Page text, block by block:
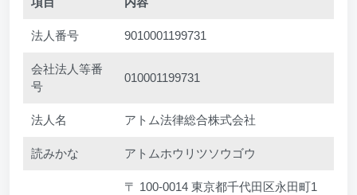
法人番号 9010001199731
会社法人等番
号
010001199731
法人名 アトム法律総合株式会社
読みかな アトムホウリツソウゴウ
〒 100-0014 東京都千代田区永田町1